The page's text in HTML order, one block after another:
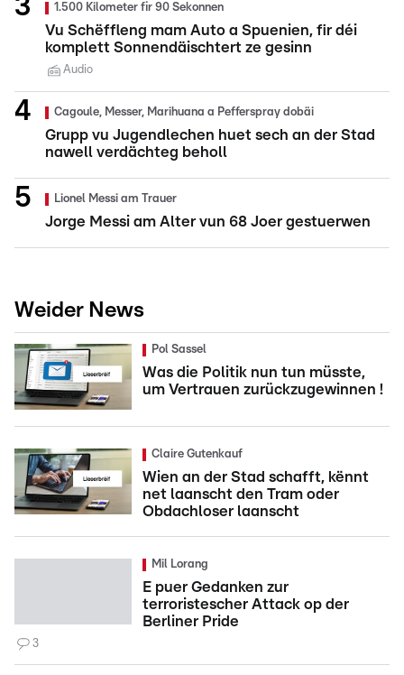
1.500 Kilometer fir 90 Sekonnen
Vu Schëffleng mam Auto a Spuenien, fir déi
komplett Sonnendäischtert ze gesinn
Audio
Cagoule, Messer, Marihuana a Pefferspray dobäi
Grupp vu Jugendlechen huet sech an der Stad
nawell verdächteg beholl
Lionel Messi am Trauer
Jorge Messi am Alter vun 68 Joer gestuerwen
Weider News
Pol Sassel
Was die Politik nun tun müsste,
um Vertrauen zurückzugewinnen !
Claire Gutenkauf
Wien an der Stad schafft, kënnt
net laanscht den Tram oder
Obdachloser laanscht
Mil Lorang
E puer Gedanken zur
terroristescher Attack op der
Berliner Pride
3